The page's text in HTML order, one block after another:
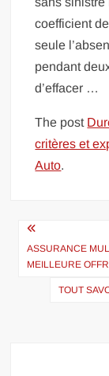
coefficient
seule
pendant
d’effacer …
The post
critères et
Auto.
Navigation
de
l’article
ASSURANCE
MEILLEURE
TOUT